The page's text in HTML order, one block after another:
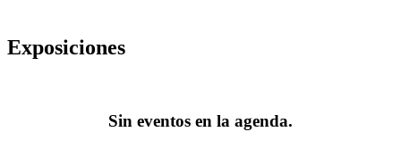
Exposiciones
Sin eventos en la agenda.